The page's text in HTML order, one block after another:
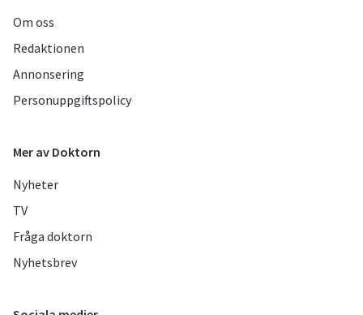
Om oss
Redaktionen
Annonsering
Personuppgiftspolicy
Mer av Doktorn
Nyheter
TV
Fråga doktorn
Nyhetsbrev